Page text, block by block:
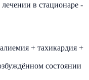
в стационаре -
+ тахикардия +
состоянии